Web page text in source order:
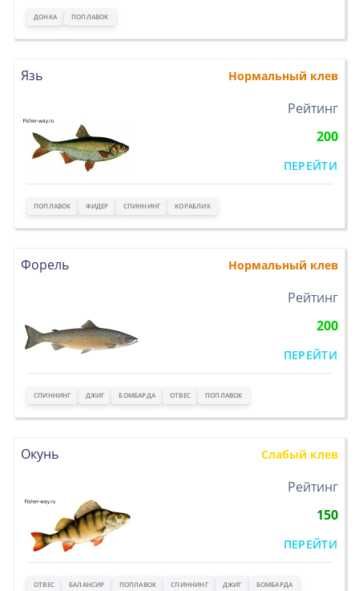
ДОНКА ПОПЛАВОК
Язь Нормальный клев
Рейтинг
200
ПЕРЕЙТИ
ПОПЛАВОК ФИДЕР СПИННИНГ КОРАБЛИК
Форель Нормальный клев
Рейтинг
200
ПЕРЕЙТИ
СПИННИНГ ДЖИГ БОМБАРДА ОТВЕС ПОПЛАВОК
Окунь Слабый клев
Рейтинг
150
ПЕРЕЙТИ
ОТВЕС БАЛАНСИР ПОПЛАВОК СПИННИНГ ДЖИГ БОМБАРДА